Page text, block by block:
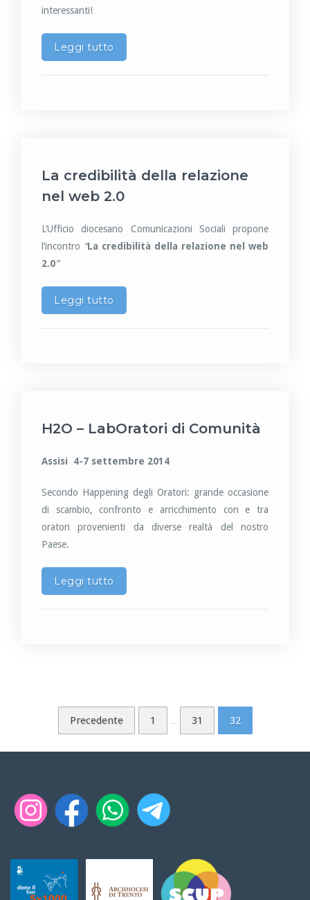
interessanti!
Leggi tutto
La credibilità della relazione
nel web 2.0
L’Ufficio diocesano Comunicazioni Sociali propone
l’incontro “La credibilità della relazione nel web
2.0”
Leggi tutto
H2O – LabOratori di Comunità
Assisi 4-7 settembre 2014
Secondo Happening degli Oratori: grande occasione
di scambio, confronto e arricchimento con e tra
oratori provenienti da diverse realtà del nostro
Paese.
Leggi tutto
Precedente 1 31 32